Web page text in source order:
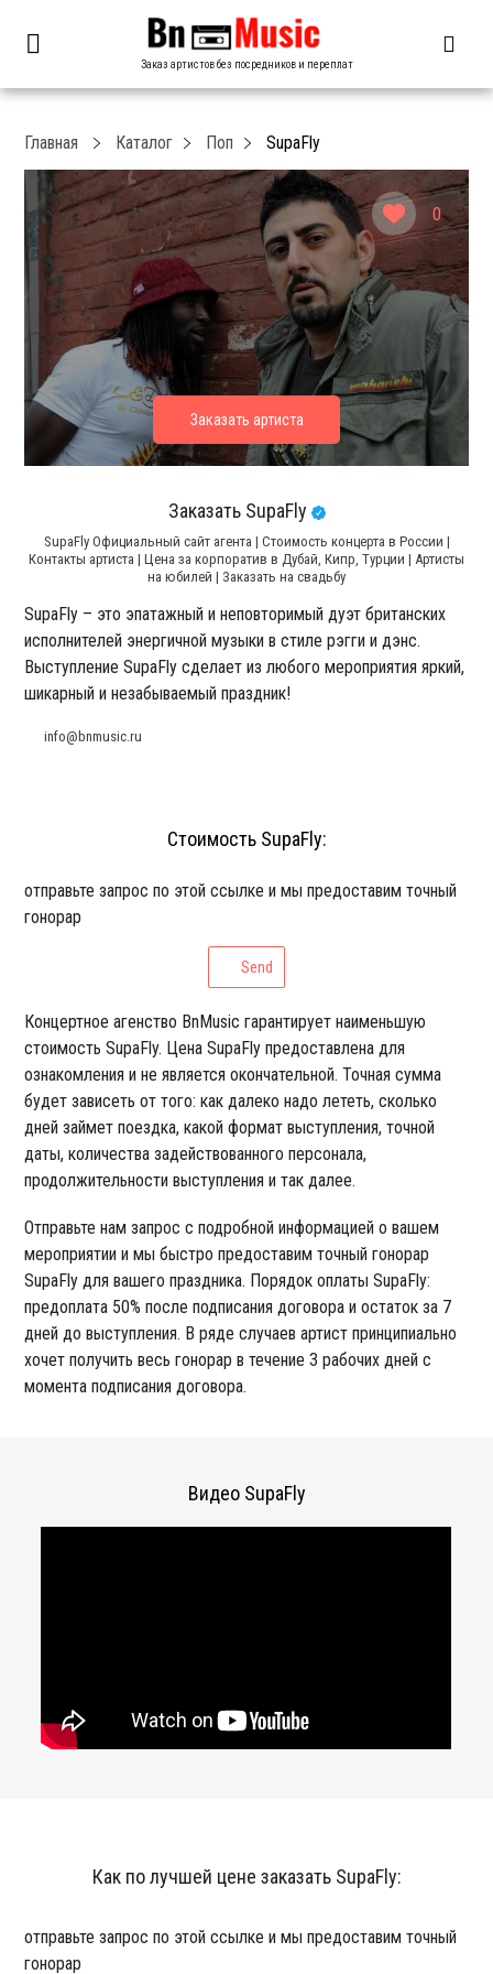
Заказ артистов без посредников и переплат
0
Главная Каталог Поп SupaFly
Заказать SupaFly
SupaFly Официальный сайт агента | Стоимость концерта в России |
Контакты артиста | Цена за корпоратив в Дубай, Кипр, Турции | Артисты
на юбилей | Заказать на свадьбу
SupaFly – это эпатажный и неповторимый дуэт британских
исполнителей энергичной музыки в стиле рэгги и дэнс.
Выступление SupaFly сделает из любого мероприятия яркий,
шикарный и незабываемый праздник!
info@bnmusic.ru
Стоимость SupaFly:
отправьте запрос по этой ссылке и мы предоставим точный
гонорар
Send
Концертное агенство BnMusic гарантирует наименьшую
стоимость SupaFly. Цена SupaFly предоставлена для
ознакомления и не является окончательной. Точная сумма
будет зависеть от того: как далеко надо лететь, сколько
дней займет поездка, какой формат выступления, точной
даты, количества задействованного персонала,
продолжительности выступления и так далее.
Отправьте нам запрос с подробной информацией о вашем
мероприятии и мы быстро предоставим точный гонорар
SupaFly для вашего праздника. Порядок оплаты SupaFly:
предоплата 50% после подписания договора и остаток за 7
дней до выступления. В ряде случаев артист принципиально
хочет получить весь гонорар в течение 3 рабочих дней с
момента подписания договора.
Видео SupaFly
Как по лучшей цене заказать SupaFly:
отправьте запрос по этой ссылке и мы предоставим точный
гонорар